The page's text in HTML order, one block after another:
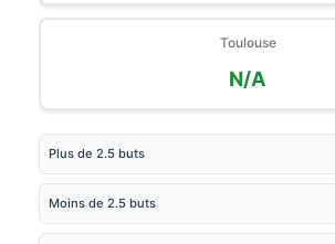
Toulouse
N/A
Plus de 2.5 buts
Moins de 2.5 buts